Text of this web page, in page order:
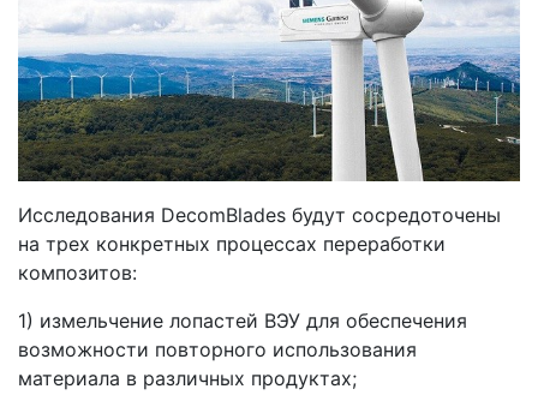
Исследования DecomBlades будут сосредоточены
на трех конкретных процессах переработки
композитов:
1) измельчение лопастей ВЭУ для обеспечения
возможности повторного использования
материала в различных продуктах;